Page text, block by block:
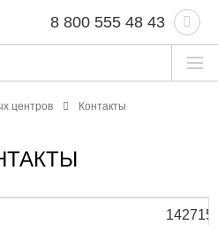
8 800 555 48 43
центров Контакты